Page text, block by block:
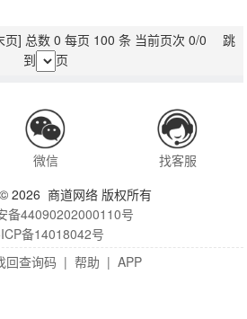
页] 总数 0 每页 100 条 当前页次 0/0 跳
到
页
微信
找客服
2026 商道网络 版权所有
备44090202000110号
备14018042号
回查询码 | 帮助 | APP